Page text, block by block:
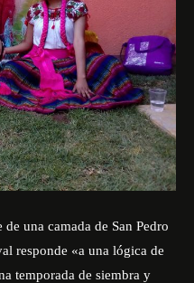
una camada de San Pedro
responde «a una lógica de
temporada de siembra y